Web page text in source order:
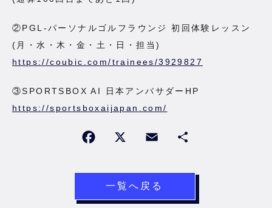
②PGL-パーソナルゴルフラウンジ 初回体験レッスン
(月・水・木・金・土・日・担当)
https://coubic.com/trainees/3929827
③SPORTSBOX AI 日本アンバサダーHP
https://sportsboxaijapan.com/
一覧へ戻る